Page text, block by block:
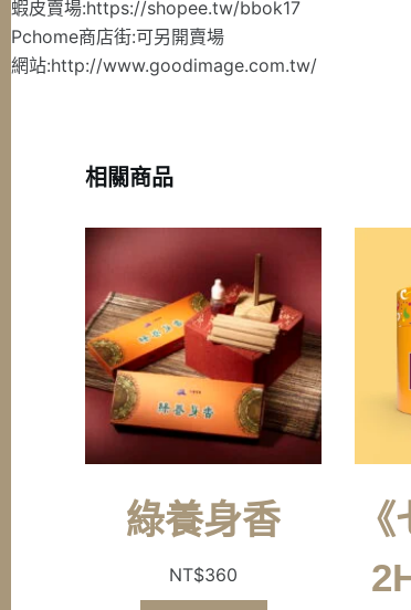
蝦皮賣場:https://shopee.tw/bbok17
Pchome商店街:可另開賣場
網站:http://www.goodimage.com.tw/
相關商品
綠養身香
NT$360